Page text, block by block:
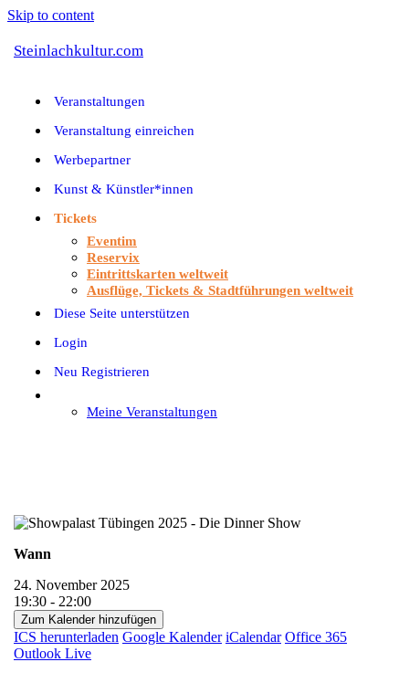
Skip to content
Steinlachkultur.com
Veranstaltungen
Veranstaltung einreichen
Werbepartner
Kunst & Künstler*innen
Tickets
Eventim
Reservix
Eintrittskarten weltweit
Ausflüge, Tickets & Stadtführungen weltweit
Diese Seite unterstützen
Login
Neu Registrieren
Meine Veranstaltungen
Wann
24. November 2025
19:30 - 22:00
Zum Kalender hinzufügen
ICS herunterladen Google Kalender iCalendar Office 365
Outlook Live